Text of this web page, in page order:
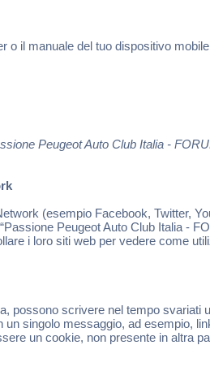
il manuale del tuo dispositivo
Peugeot Auto Club Italia -
(esempio Facebook, Twitter,
Peugeot Auto Club Italia -
i loro siti web per vedere come
possono scrivere nel tempo svariati
singolo messaggio, ad esempio,
un cookie, non presente in altra